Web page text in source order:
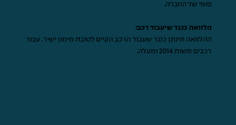
סופי של החברה.
הלוואה כנגד שיעבוד רכב:
ההלוואה תינתן כנגד שעבוד הרכב הקיים לטובת מימון ישיר. עבור
רכבים משנת 2014 ומעלה.